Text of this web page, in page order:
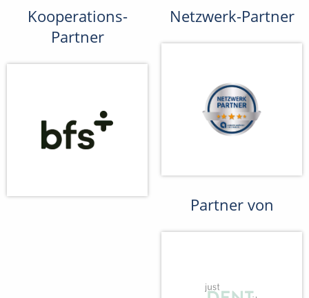
Kooperations-
Partner
Netzwerk-Partner
Partner von